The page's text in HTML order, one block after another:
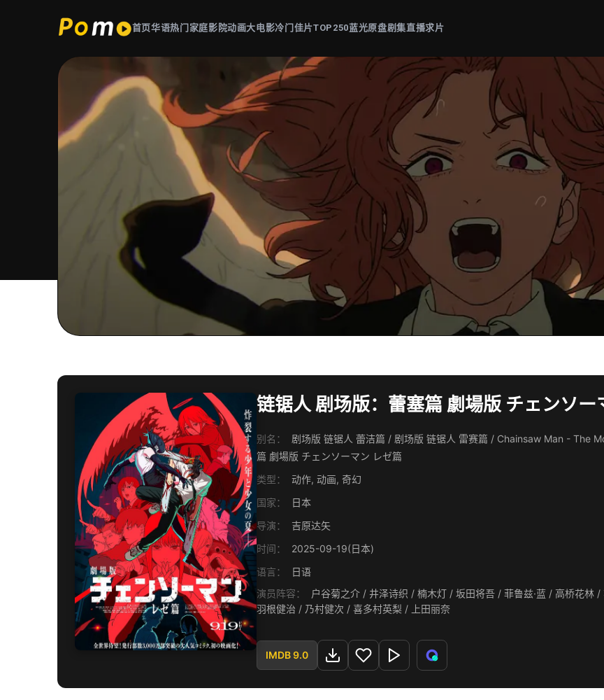
首页华语热门 家庭影院动画大电影冷门佳片TOP250蓝光原盘剧集直播求片
链锯人 剧场版：蕾塞篇 劇場版 チェンソ
别名：
剧场版 链锯人 蕾洁篇 / 剧场版 链锯人 雷赛篇 / Chainsaw Man - The
篇 劇場版 チェンソーマン レゼ篇
类型：
动作, 动画, 奇幻
国家：
日本
导演：
吉原达矢
时间：
2025-09-19(日本)
语言：
日语
演员阵容：
户谷菊之介 / 井泽诗织 / 楠木灯 / 坂田将吾 / 菲鲁兹·蓝 / 高桥花林 / 花江夏树 / 内田夕夜 / 内田真礼 / 津田健次郎 / 高桥英则 / 赤
羽根健治 / 乃村健次 / 喜多村英梨 / 上田丽奈
IMDB 9.0